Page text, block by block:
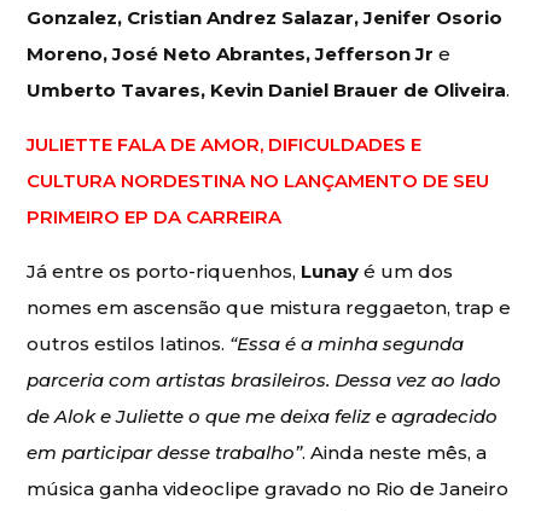
Gonzalez, Cristian Andrez Salazar, Jenifer Osorio
Moreno, José Neto Abrantes, Jefferson Jre
Umberto Tavares, Kevin Daniel Brauer de Oliveira.
JULIETTE FALA DE AMOR, DIFICULDADES E
CULTURA NORDESTINA NO LANÇAMENTO DE SEU
PRIMEIRO EP DA CARREIRA
Já entre os porto-riquenhos, Lunay é um dos
nomes em ascensão que mistura reggaeton, trap e
outros estilos latinos. “Essa é a minha segunda
parceria com artistas brasileiros. Dessa vez ao lado
de Alok e Juliette o que me deixa feliz e agradecido
em participar desse trabalho”. Ainda neste mês, a
música ganha videoclipe gravado no Rio de Janeiro